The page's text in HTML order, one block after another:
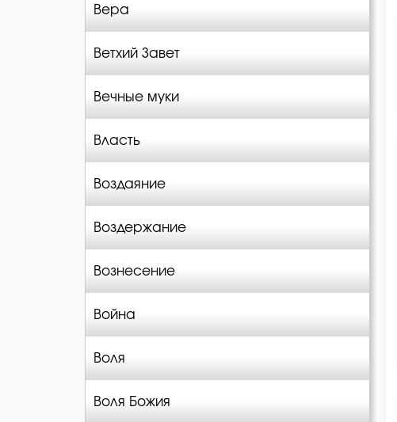
Вера
Ветхий Завет
Вечные муки
Власть
Воздаяние
Воздержание
Вознесение
Война
Воля
Воля Божия